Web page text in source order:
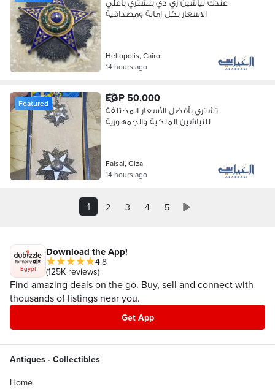
عندك نياشين زي دي بنشتري باعلي
الاسعار بكل امانة ومصداقية
Heliopolis, Cairo
14 hours ago
Featured EGP 50,000
تشتري بأفضل الأسعار المختلفة
للنياشين الملكية والجمهورية
Faisal, Giza
14 hours ago
1 2 3 4 5
Egypt
Download the App!
4.8
(125K reviews)
Find amazing deals on the go. Buy, sell and connect with
thousands of listings near you.
Get App
Antiques - Collectibles
Home